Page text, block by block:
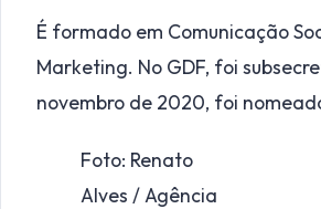
É formado em Comunicação
Marketing. No GDF, foi
novembro de 2020, foi
Foto: Renato
Alves / Agência